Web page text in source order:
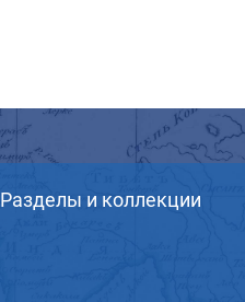
Разделы и коллекции